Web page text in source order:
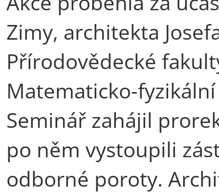
Zimy, architekta
Přírodovědecké
Matematicko-
Seminář zahájil
po něm vystoupili
odborné poroty.